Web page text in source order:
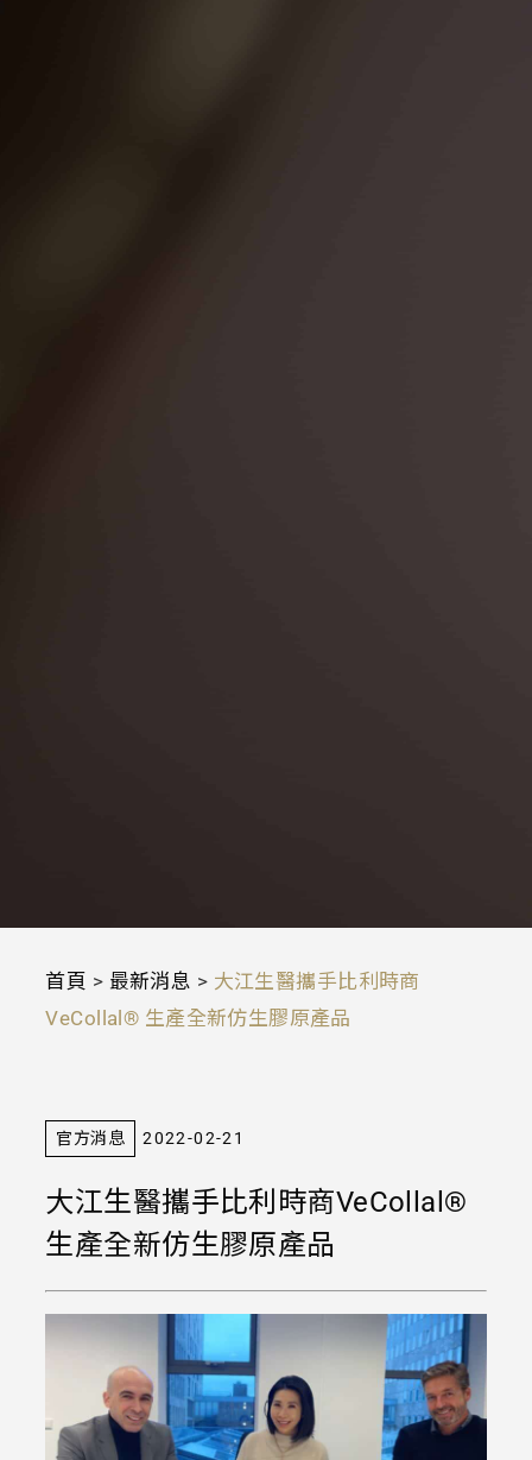
首頁 > 最新消息 > 大江生醫攜手比利時商
VeCollal® 生產全新仿生膠原產品
官方消息 2022-02-21
大江生醫攜手比利時商VeCollal®
生產全新仿生膠原產品